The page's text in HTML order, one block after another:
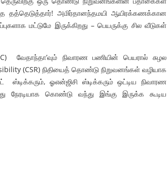
தத்தெடுத்தார்! அமிர்தானந்தமயி ஆயிரக்கணக்கான
மட்டுமே இருக்கிறது – பெயருக்கு சில வீடுகள்
வேதாந்தா’வும் நிவாரண பணியின் பெயரால் சுழல
(CSR) நிதியைத் தொண்டு நிறுவனங்கள் வழியாக
ஓஎன்ஜிசி ஸ்டிக்கரும் ஒட்டிய நிவாரண
நேரடியாக கொண்டு வந்து இங்கு இருக்க கூடிய
admin 03 Jul 2023